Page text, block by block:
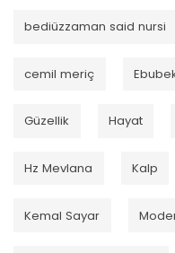
bediüzzaman said nursi
cemil meriç
Güzellik Hayat
Hz Mevlana Kalp
Kemal Sayar